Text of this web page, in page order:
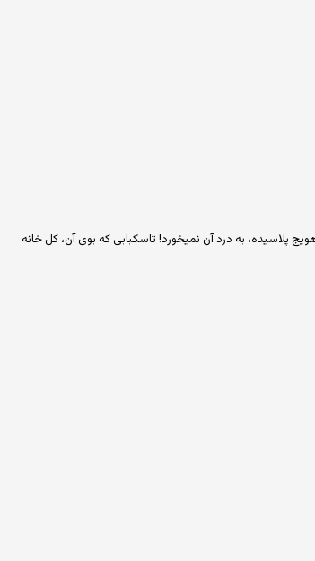
پلاسیده، به درد آن نمیخورد! تاسکبابی که بوی آن، کل خانه